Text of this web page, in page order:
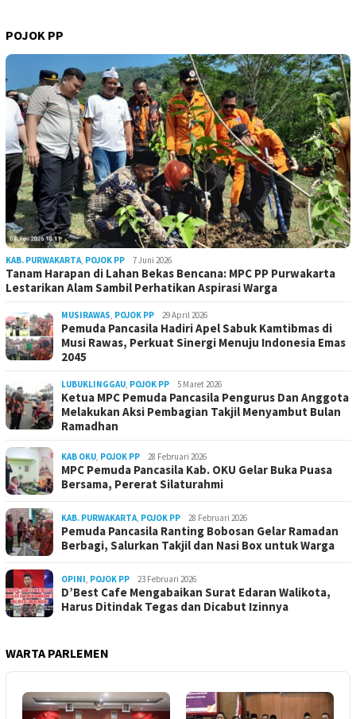
POJOK PP
KAB. PURWAKARTA, POJOK PP 7 Juni 2026
Tanam Harapan di Lahan Bekas Bencana: MPC PP Purwakarta
Lestarikan Alam Sambil Perhatikan Aspirasi Warga
MUSIRAWAS, POJOK PP 29 April 2026
Pemuda Pancasila Hadiri Apel Sabuk Kamtibmas di
Musi Rawas, Perkuat Sinergi Menuju Indonesia Emas
2045
LUBUKLINGGAU, POJOK PP 5 Maret 2026
Ketua MPC Pemuda Pancasila Pengurus Dan Anggota
Melakukan Aksi Pembagian Takjil Menyambut Bulan
Ramadhan
KAB OKU, POJOK PP 28 Februari 2026
MPC Pemuda Pancasila Kab. OKU Gelar Buka Puasa
Bersama, Pererat Silaturahmi
KAB. PURWAKARTA, POJOK PP 28 Februari 2026
Pemuda Pancasila Ranting Bobosan Gelar Ramadan
Berbagi, Salurkan Takjil dan Nasi Box untuk Warga
OPINI, POJOK PP 23 Februari 2026
D’Best Cafe Mengabaikan Surat Edaran Walikota,
Harus Ditindak Tegas dan Dicabut Izinnya
WARTA PARLEMEN